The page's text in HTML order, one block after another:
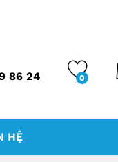
86 24 0
HỆ